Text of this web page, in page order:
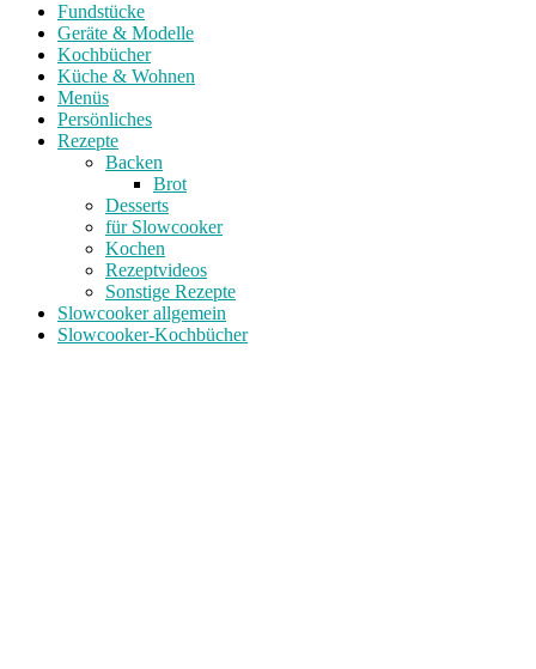
Fundstücke
Geräte & Modelle
Kochbücher
Küche & Wohnen
Menüs
Persönliches
Rezepte
Backen
Brot
Desserts
für Slowcooker
Kochen
Rezeptvideos
Sonstige Rezepte
Slowcooker allgemein
Slowcooker-Kochbücher